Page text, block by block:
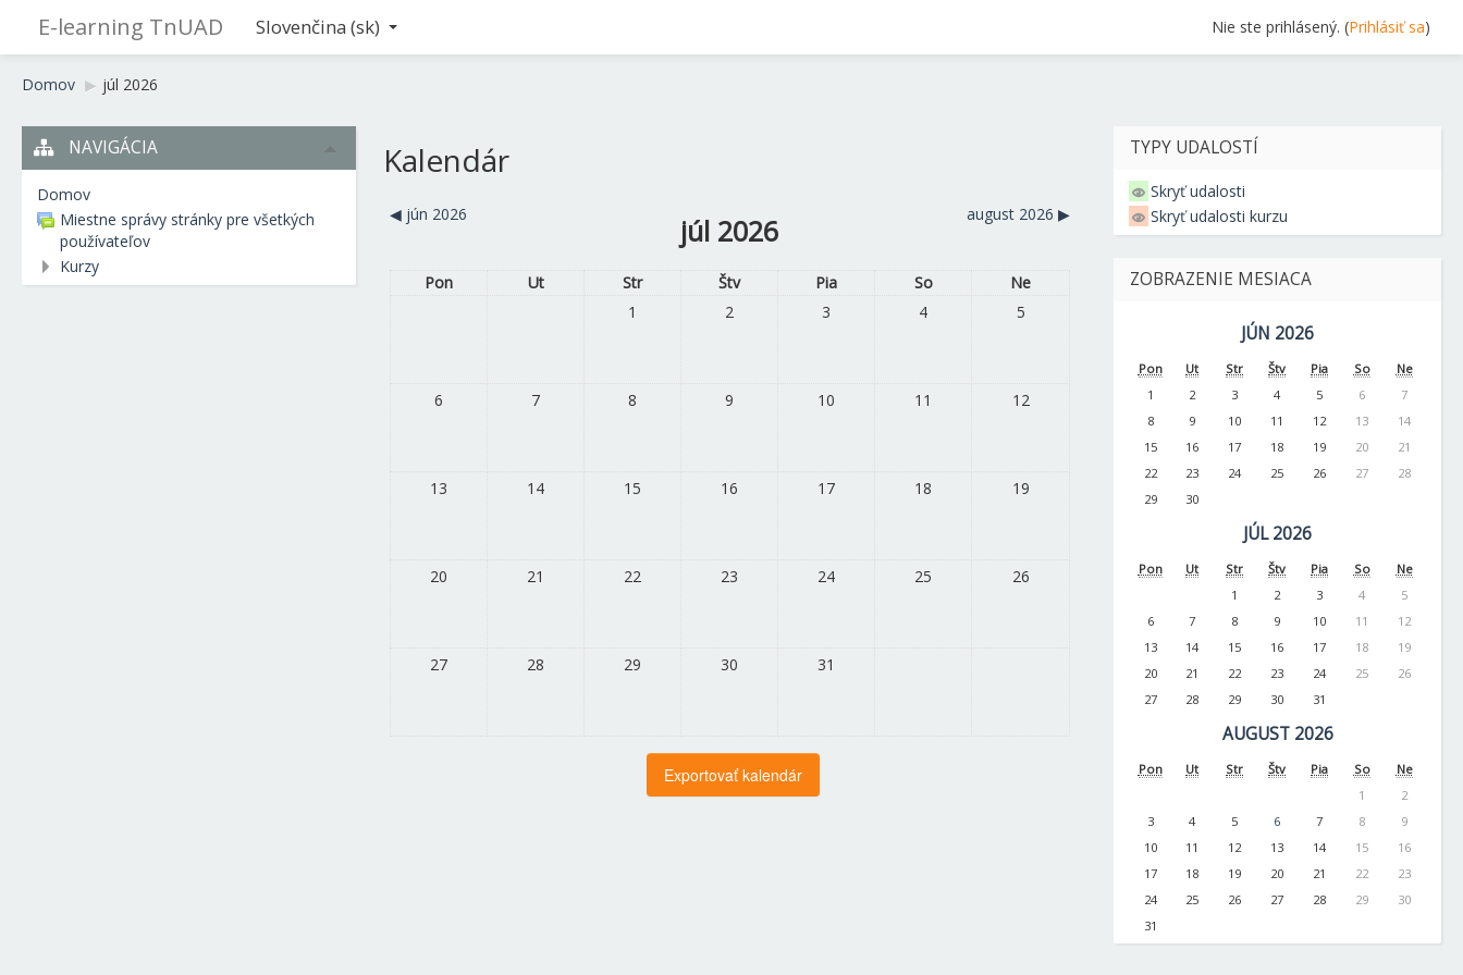
E-learning TnUAD Nie ste prihlásený. (Prihlásiť sa)
Slovenčina ‎(sk)‎
Domov ▶︎ júl 2026
Kalendár
◀︎ jún 2026 júl 2026 august 2026 ▶︎
Pon Ut Str Štv Pia So
Ne
1
2 3 4 5
6 7 8 9 10 11 12
13 14 15 16 17 18 19
20 21 22 23 24 25 26
27 28 29 30 31
NAVIGÁCIA
Domov
Miestne správy stránky pre všetkých
používateľov
Kurzy
TYPY UDALOSTÍ
Skryť udalosti
Skryť udalosti kurzu
ZOBRAZENIE MESIACA
JÚN 2026
Pon Ut Str Štv Pia So
Ne
1
2 3 4 5 6
7
8
9 10 11 12 13
14
15
16 17 18 19 20
21
22
23 24 25 26 27
28
29
30
JÚL 2026
Pon Ut Str Štv Pia So
Ne
1
2 3 4
5
6
7 8 9 10 11
12
13
14 15 16 17 18
19
20
21 22 23 24 25
26
27
28 29 30 31
AUGUST 2026
Pon Ut Str Štv Pia So
Ne
1
2
3
4 5 6 7 8
9
10
11 12 13 14 15
16
17
18 19 20 21 22
23
24
25 26 27 28 29
30
31